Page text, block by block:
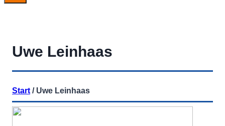
Uwe Leinhaas
Start / Uwe Leinhaas